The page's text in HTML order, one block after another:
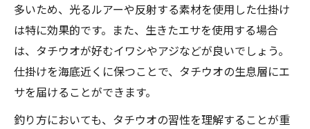
多いため、光るルアーや反射する素材を使用した仕掛け
は特に効果的です。また、生きたエサを使用する場合
は、タチウオが好むイワシやアジなどが良いでしょう。
仕掛けを海底近くに保つことで、タチウオの生息層にエ
サを届けることができます。
釣り方においても、タチウオの習性を理解することが重